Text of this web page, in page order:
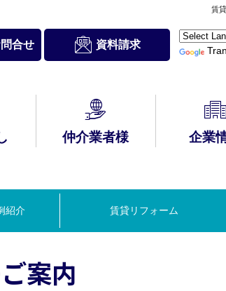
賃
合せ 資料請求
営セミナー
サルティン
Club
(会員様限定)
仲介業者様 企業
紹介 賃貸リフォーム
案内